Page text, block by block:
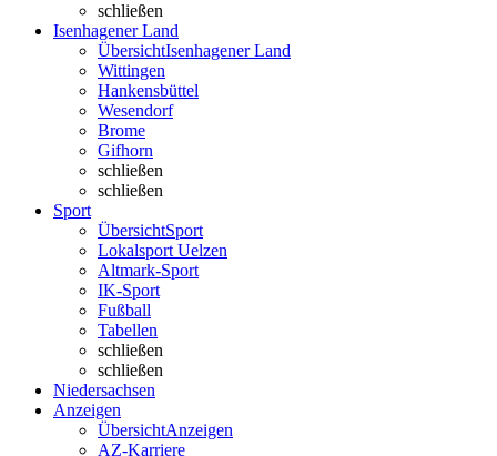
schließen
Isenhagener Land
ÜbersichtIsenhagener Land
Wittingen
Hankensbüttel
Wesendorf
Brome
Gifhorn
schließen
schließen
Sport
ÜbersichtSport
Lokalsport Uelzen
Altmark-Sport
IK-Sport
Fußball
Tabellen
schließen
schließen
Niedersachsen
Anzeigen
ÜbersichtAnzeigen
AZ-Karriere